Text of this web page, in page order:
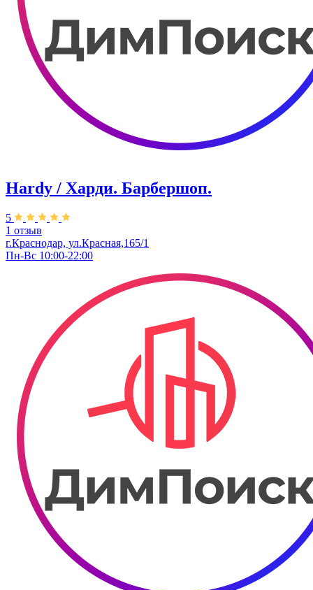
Hardy / Харди. Барбершоп.
5
1 отзыв
г.Краснодар, ул.Красная,165/1
Пн-Вс 10:00-22:00